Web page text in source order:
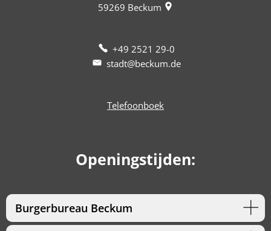
59269 Beckum
+49 2521 29-0
stadt@beckum.de
Telefoonboek
Openingstijden:
Burgerbureau Beckum